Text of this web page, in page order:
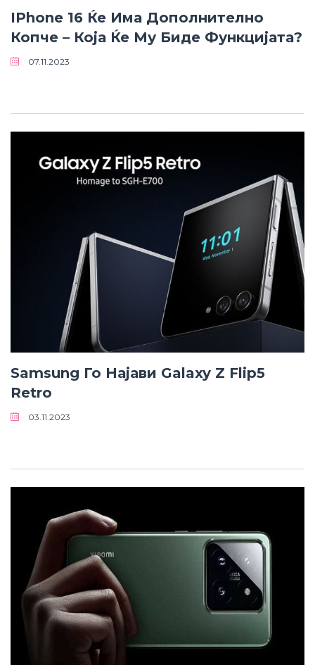
IPhone 16 Ќе Има Дополнително
Копче – Која Ќе Му Биде Функцијата?
07.11.2023
Samsung Го Најави Galaxy Z Flip5
Retro
03.11.2023